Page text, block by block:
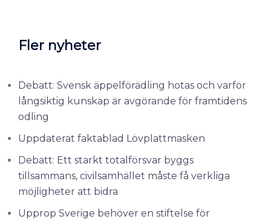
Fler nyheter
Debatt: Svensk äppelförädling hotas och varför
långsiktig kunskap är avgörande för framtidens
odling
Uppdaterat faktablad Lövplattmasken
Debatt: Ett starkt totalförsvar byggs
tillsammans, civilsamhället måste få verkliga
möjligheter att bidra
Upprop Sverige behöver en stiftelse för